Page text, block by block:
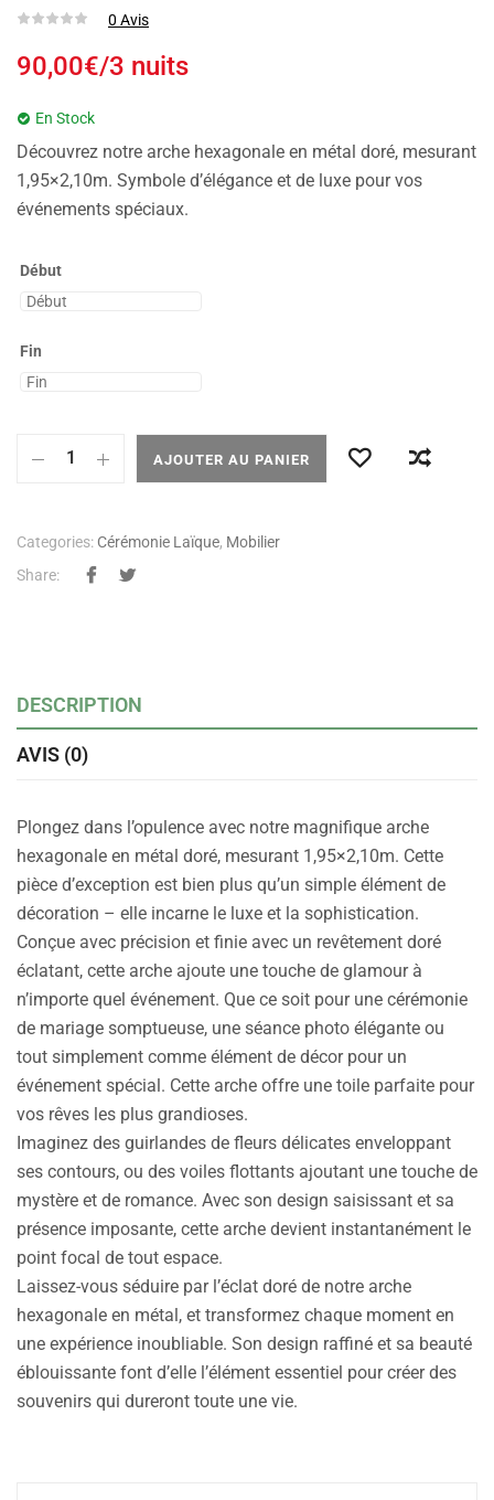
0 Avis
90,00€/3 nuits
En Stock
Découvrez notre arche hexagonale en métal doré, mesurant
1,95×2,10m. Symbole d’élégance et de luxe pour vos
événements spéciaux.
Début
Fin
AJOUTER AU PANIER
Categories: Cérémonie Laïque, Mobilier
Share:
DESCRIPTION
AVIS (0)
Plongez dans l’opulence avec notre magnifique arche
hexagonale en métal doré, mesurant 1,95×2,10m. Cette
pièce d’exception est bien plus qu’un simple élément de
décoration – elle incarne le luxe et la sophistication.
Conçue avec précision et finie avec un revêtement doré
éclatant, cette arche ajoute une touche de glamour à
n’importe quel événement. Que ce soit pour une cérémonie
de mariage somptueuse, une séance photo élégante ou
tout simplement comme élément de décor pour un
événement spécial. Cette arche offre une toile parfaite pour
vos rêves les plus grandioses.
Imaginez des guirlandes de fleurs délicates enveloppant
ses contours, ou des voiles flottants ajoutant une touche de
mystère et de romance. Avec son design saisissant et sa
présence imposante, cette arche devient instantanément le
point focal de tout espace.
Laissez-vous séduire par l’éclat doré de notre arche
hexagonale en métal, et transformez chaque moment en
une expérience inoubliable. Son design raffiné et sa beauté
éblouissante font d’elle l’élément essentiel pour créer des
souvenirs qui dureront toute une vie.